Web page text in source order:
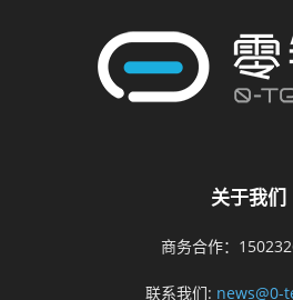
关于我们
商务合作：
联系我们: news@0-